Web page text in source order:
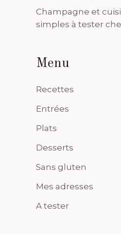
Champagne et
simples à tester
Menu
Recettes
Entrées
Plats
Desserts
Sans gluten
Mes adresses
A tester